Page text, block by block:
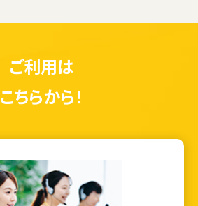
ご利用は
こちらから！